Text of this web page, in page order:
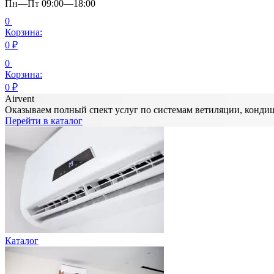
Пн—Пт 09:00—18:00
0
Корзина:
0 ₽
0
Корзина:
0 ₽
Airvent
Оказываем полный спект услуг по системам ветиляции,
Перейти в каталог
Каталог